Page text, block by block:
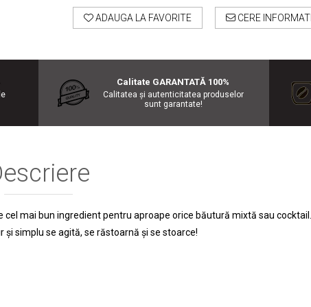
ADAUGA LA FAVORITE CERE INFORMATII
Calitate GARANTATĂ 100%
Calitatea şi autenticitatea produselor
sunt garantate!
mai bun ingredient pentru aproape orice băutură mixtă sau cocktail.
și simplu se agită, se răstoarnă și se stoarce!